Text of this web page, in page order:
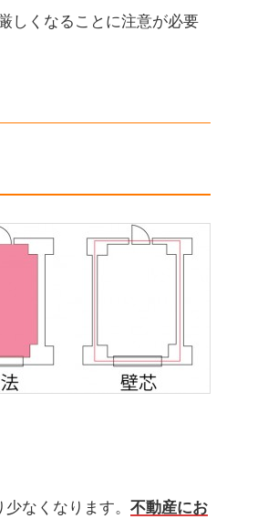
しくなることに注意が必要
なくなります。 不動産にお